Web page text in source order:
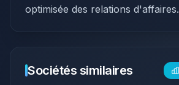
optimisée des relations d'affaires.
Sociétés similaires